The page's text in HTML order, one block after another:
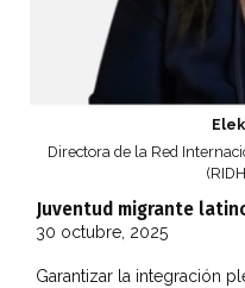
Directora de la Red
Juventud migrante
30 octubre, 2025
Garantizar la integración